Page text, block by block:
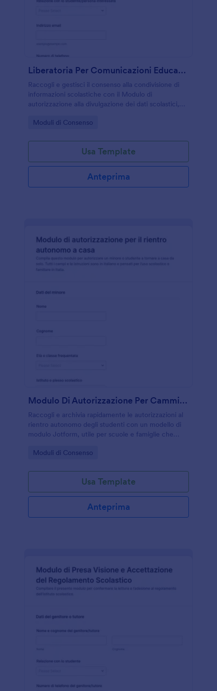
Liberatoria Per Comunicazioni Educative
Raccogli e gestisci il consenso alla condivisione di
informazioni scolastiche con il Modulo di
autorizzazione alla divulgazione dei dati scolastici,
comunicazioni con destinatari autorizzati.
Go to Category:
Moduli di Consenso
Usa Template
Anteprima
Modulo Di Autorizzazione Per Camminare Da Solo A Casa
Raccogli e archivia rapidamente le autorizzazioni al
rientro autonomo degli studenti con un modello di
modulo Jotform, utile per scuole e famiglie che
ordinato.
Go to Category:
Moduli di Consenso
Usa Template
Anteprima